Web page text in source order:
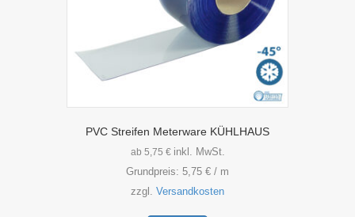
PVC Streifen Meterware KÜHLHAUS
ab 5,75 € inkl. MwSt.
Grundpreis: 5,75 € / m
zzgl. Versandkosten